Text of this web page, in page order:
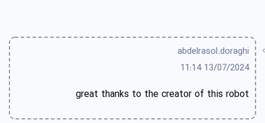
abdelrasol.doraghi
13/07/2024 11:14
great thanks to the creator of this robot